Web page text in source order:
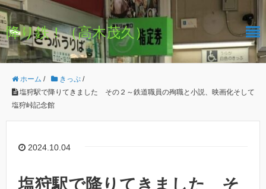
降り鉄！（高木茂久）
ホーム / きっぷ /
塩狩駅で降りてきました その２～鉄道職員の殉職と小説、映画化そして
塩狩峠記念館
2024.10.04
塩狩駅で降りてきました そ